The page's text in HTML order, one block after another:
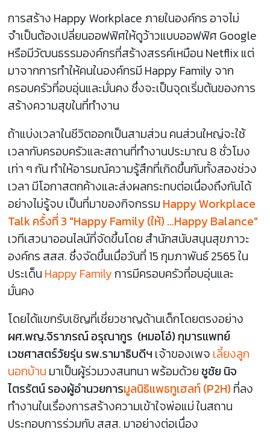
การสร้าง Happy Workplace ภายในองค์กร อาจไม่
จำเป็นต้องเปลี่ยนออฟฟิศให้ดูว้าวแบบออฟฟิศ Google
หรือมีวัฒนธรรมองค์กรที่สร้างสรรค์เหมือน Netflix แต่
มาจากการทำให้คนในองค์กรมี Happy Family จาก
ครอบครัวที่อบอุ่นและมั่นคง ซึ่งจะเป็นจุดเริ่มต้นของการ
สร้างความสุขในที่ทำงาน
ถ้าแบ่งเวลาในชีวิตออกเป็นสามส่วน คนส่วนใหญ่จะใช้
เวลากับครอบครัวและสถานที่ทำงานประมาณ 8 ชั่วโมง
เท่า ๆ กัน ทำให้อารมณ์ความรู้สึกที่เกิดขึ้นกับทั้งสองช่วง
เวลา มีโอกาสตกค้างและส่งผลกระทบต่อเนื่องถึงกันได้
อย่างไม่รู้จบ เป็นที่มาของกิจกรรม Happy Workplace
Talk ครั้งที่ 3 "Happy Family (ให้) …Happy Balance"
เวทีเสวนาออนไลน์ที่จัดขึ้นโดย สำนักสนับสนุนสุขภาวะ
องค์กร สสส. ซึ่งจัดขึ้นเมื่อวันที่ 15 กุมภาพันธ์ 2565 ใน
ประเด็น Happy Familyการมีครอบครัวที่อบอุ่นและ
มั่นคง
โดยได้แขกรับเชิญที่เชี่ยวชาญด้านเด็กโดยตรงอย่าง
ผศ.พญ.จิราภรณ์ อรุณากูร (หมอโอ๋) กุมารแพทย์
เวชศาสตร์วัยรุ่น รพ.รามาธิบดีฯ เจ้าของเพจ เลี้ยงลูก
นอกบ้าน มาเป็นผู้ร่วมวงสนทนา พร้อมด้วยชูชัย นิจ
ไตรรัตน์ รองผู้อำนวยการมูลนิธิแพธทูเฮลท์ (P2H)ที่ลง
ทำงานในเรื่องการสร้างความเข้าใจพ่อแม่ ในสถาน
ประกอบการร่วมกับ สสส. มาอย่างต่อเนื่อง